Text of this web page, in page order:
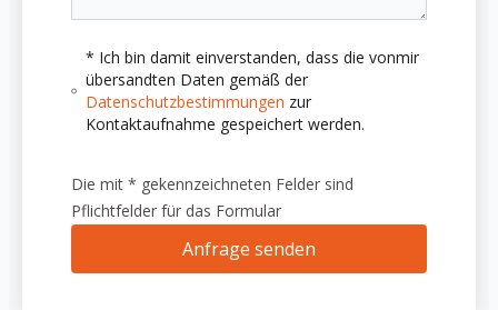
* Ich bin damit einverstanden, dass die vonmir
übersandten Daten gemäß der
Datenschutzbestimmungen zur
Kontaktaufnahme gespeichert werden.
Die mit * gekennzeichneten Felder sind
Pflichtfelder für das Formular
Anfrage senden